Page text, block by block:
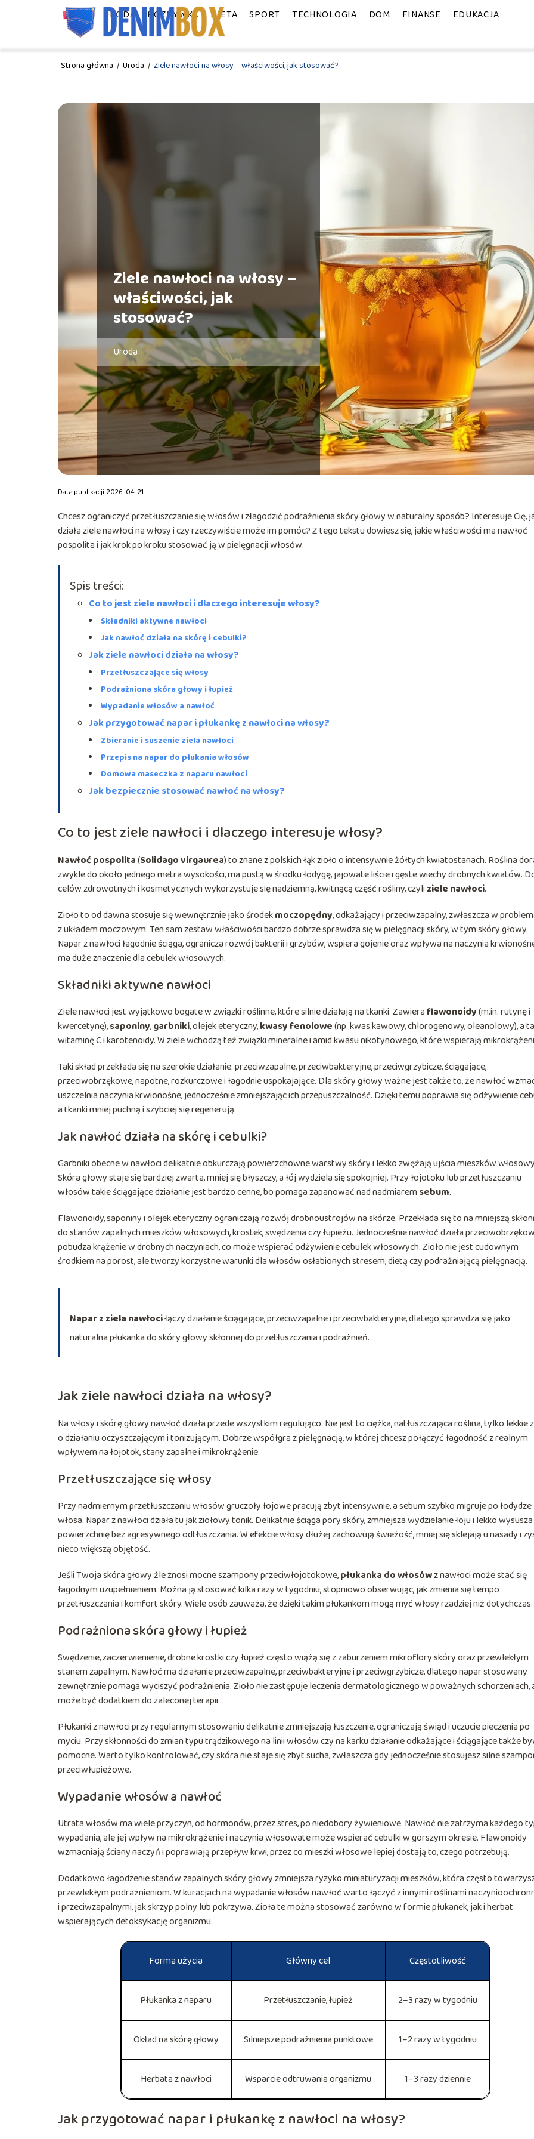
MODA URODA ROZRYWKA DIETA SPORT TECHNOLOGIA DOM FINANSE EDUKACJA
Strona główna / Uroda / Ziele nawłoci na włosy – właściwości, jak stosować?
Ziele nawłoci na włosy –
właściwości, jak
stosować?
Uroda
Data publikacji: 2026-04-21
Chcesz ograniczyć przetłuszczanie się włosów i złagodzić podrażnienia skóry głowy w naturalny sposób? Interesuje Cię,
działa ziele nawłoci na włosy i czy rzeczywiście może im pomóc? Z tego tekstu dowiesz się, jakie właściwości ma nawłoć
pospolita i jak krok po kroku stosować ją w pielęgnacji włosów.
Spis treści:
Co to jest ziele nawłoci i dlaczego interesuje włosy?
Składniki aktywne nawłoci
Jak nawłoć działa na skórę i cebulki?
Jak ziele nawłoci działa na włosy?
Przetłuszczające się włosy
Podrażniona skóra głowy i łupież
Wypadanie włosów a nawłoć
Jak przygotować napar i płukankę z nawłoci na włosy?
Zbieranie i suszenie ziela nawłoci
Przepis na napar do płukania włosów
Domowa maseczka z naparu nawłoci
Jak bezpiecznie stosować nawłoć na włosy?
Co to jest ziele nawłoci i dlaczego interesuje włosy?
Nawłoć pospolita(Solidago virgaurea) to znane z polskich łąk zioło o intensywnie żółtych kwiatostanach. Roślina
zwykle do około jednego metra wysokości, ma pustą w środku łodygę, jajowate liście i gęste wiechy drobnych kwiatów.
celów zdrowotnych i kosmetycznych wykorzystuje się nadziemną, kwitnącą część rośliny, czyli ziele nawłoci.
Zioło to od dawna stosuje się wewnętrznie jako środekmoczopędny, odkażający i przeciwzapalny, zwłaszcza w
z układem moczowym. Ten sam zestaw właściwości bardzo dobrze sprawdza się w pielęgnacji skóry, w tym skóry głowy.
Napar z nawłoci łagodnie ściąga, ogranicza rozwój bakterii i grzybów, wspiera gojenie oraz wpływa na naczynia
ma duże znaczenie dla cebulek włosowych.
Składniki aktywne nawłoci
Ziele nawłoci jest wyjątkowo bogate w związki roślinne, które silnie działają na tkanki. Zawiera flawonoidy(m.in. rutynę i
kwercetynę),saponiny,garbniki, olejek eteryczny,kwasy fenolowe(np. kwas kawowy, chlorogenowy, oleanolowy), a
witaminę C i karotenoidy. W ziele wchodzą też związki mineralne i amid kwasu nikotynowego, które wspierają
Taki skład przekłada się na szerokie działanie: przeciwzapalne, przeciwbakteryjne, przeciwgrzybicze, ściągające,
przeciwobrzękowe, napotne, rozkurczowe i łagodnie uspokajające. Dla skóry głowy ważne jest także to, że nawłoć
uszczelnia naczynia krwionośne, jednocześnie zmniejszając ich przepuszczalność. Dzięki temu poprawia się odżywienie
a tkanki mniej puchną i szybciej się regenerują.
Jak nawłoć działa na skórę i cebulki?
Garbniki obecne w nawłoci delikatnie obkurczają powierzchowne warstwy skóry i lekko zwężają ujścia mieszków
Skóra głowy staje się bardziej zwarta, mniej się błyszczy, a łój wydziela się spokojniej. Przy łojotoku lub przetłuszczaniu
włosów takie ściągające działanie jest bardzo cenne, bo pomaga zapanować nad nadmiaremsebum.
Flawonoidy, saponiny i olejek eteryczny ograniczają rozwój drobnoustrojów na skórze. Przekłada się to na mniejszą
do stanów zapalnych mieszków włosowych, krostek, swędzenia czy łupieżu. Jednocześnie nawłoć działa
pobudza krążenie w drobnych naczyniach, co może wspierać odżywienie cebulek włosowych. Zioło nie jest cudownym
środkiem na porost, ale tworzy korzystne warunki dla włosów osłabionych stresem, dietą czy podrażniającą pielęgnacją.
Napar z ziela nawłociłączy działanie ściągające, przeciwzapalne i przeciwbakteryjne, dlatego sprawdza się jako
naturalna płukanka do skóry głowy skłonnej do przetłuszczania i podrażnień.
Jak ziele nawłoci działa na włosy?
Na włosy i skórę głowy nawłoć działa przede wszystkim regulująco. Nie jest to ciężka, natłuszczająca roślina, tylko lekkie
o działaniu oczyszczającym i tonizującym. Dobrze współgra z pielęgnacją, w której chcesz połączyć łagodność z realnym
wpływem na łojotok, stany zapalne i mikrokrążenie.
Przetłuszczające się włosy
Przy nadmiernym przetłuszczaniu włosów gruczoły łojowe pracują zbyt intensywnie, a sebum szybko migruje po łodydze
włosa. Napar z nawłoci działa tu jak ziołowy tonik. Delikatnie ściąga pory skóry, zmniejsza wydzielanie łoju i lekko wysusza
powierzchnię bez agresywnego odtłuszczania. W efekcie włosy dłużej zachowują świeżość, mniej się sklejają u nasady i
nieco większą objętość.
Jeśli Twoja skóra głowy źle znosi mocne szampony przeciwłojotokowe,płukanka do włosówz nawłoci może stać się
łagodnym uzupełnieniem. Można ją stosować kilka razy w tygodniu, stopniowo obserwując, jak zmienia się tempo
przetłuszczania i komfort skóry. Wiele osób zauważa, że dzięki takim płukankom mogą myć włosy rzadziej niż dotychczas.
Podrażniona skóra głowy i łupież
Swędzenie, zaczerwienienie, drobne krostki czy łupież często wiążą się z zaburzeniem mikroflory skóry oraz przewlekłym
stanem zapalnym. Nawłoć ma działanie przeciwzapalne, przeciwbakteryjne i przeciwgrzybicze, dlatego napar stosowany
zewnętrznie pomaga wyciszyć podrażnienia. Zioło nie zastępuje leczenia dermatologicznego w poważnych schorzeniach,
może być dodatkiem do zaleconej terapii.
Płukanki z nawłoci przy regularnym stosowaniu delikatnie zmniejszają łuszczenie, ograniczają świąd i uczucie pieczenia po
myciu. Przy skłonności do zmian typu trądzikowego na linii włosów czy na karku działanie odkażające i ściągające także
pomocne. Warto tylko kontrolować, czy skóra nie staje się zbyt sucha, zwłaszcza gdy jednocześnie stosujesz silne
przeciwłupieżowe.
Wypadanie włosów a nawłoć
Utrata włosów ma wiele przyczyn, od hormonów, przez stres, po niedobory żywieniowe. Nawłoć nie zatrzyma każdego
wypadania, ale jej wpływ na mikrokrążenie i naczynia włosowate może wspierać cebulki w gorszym okresie. Flawonoidy
wzmacniają ściany naczyń i poprawiają przepływ krwi, przez co mieszki włosowe lepiej dostają to, czego potrzebują.
Dodatkowo łagodzenie stanów zapalnych skóry głowy zmniejsza ryzyko miniaturyzacji mieszków, która często
przewlekłym podrażnieniom. W kuracjach na wypadanie włosów nawłoć warto łączyć z innymi roślinami
i przeciwzapalnymi, jak skrzyp polny lub pokrzywa. Zioła te można stosować zarówno w formie płukanek, jak i herbat
wspierających detoksykację organizmu.
Forma użycia Główny cel Częstotliwość
Płukanka z naparu Przetłuszczanie, łupież 2–3 razy w tygodniu
Okład na skórę głowy Silniejsze podrażnienia punktowe 1–2 razy w tygodniu
Herbata z nawłoci Wsparcie odtruwania organizmu 1–3 razy dziennie
Jak przygotować napar i płukankę z nawłoci na włosy?